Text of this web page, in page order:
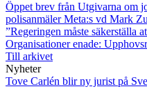
Öppet brev från Utgivarna om
polisanmäler Meta:s vd Mark
”Regeringen måste säkerställa
Organisationer enade:
Till arkivet
Nyheter
Tove Carlén blir ny jurist på